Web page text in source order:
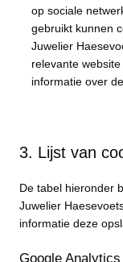
op sociale
gebruikt kunnen
Juwelier
relevante
informatie over
3. Lijst van
De tabel hieronder
Juwelier
informatie deze
Google